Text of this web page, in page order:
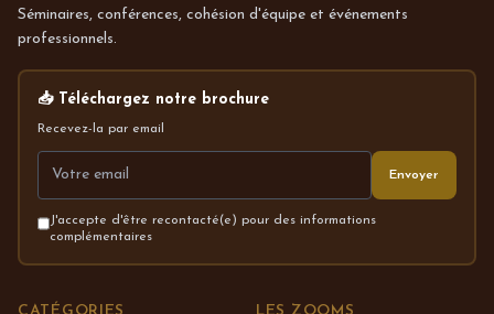
Séminaires, conférences, cohésion d'équipe et événements
professionnels.
📥 Téléchargez notre brochure
Recevez-la par email
Envoyer
J'accepte d'être recontacté(e) pour des informations
complémentaires